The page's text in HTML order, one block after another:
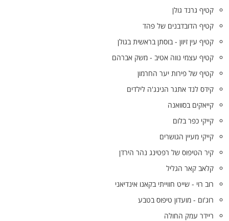
קטיף גרנד גולן
קטיף הדובדבנים של פהד
קטיף עין זיוון - בוסתן בראשית בגולן
קטיף עצמי נווה אטיב - משק אברהם
קטיף של פירות יער החרמון
קידס לנד אתגר הנינג'ה לילדים
קייאקים בסוואנה
קייקי כפר בלום
קייקי מעיין הגושרים
קיר הטיפוס של רפטינג נהר הירדן
קלאב קאר הגליל
רוב רוי - שייט חווייתי בקאנו אינדיאני
רוג'ום - מועדון טיפוס בטבע
ריידר עמק החולה